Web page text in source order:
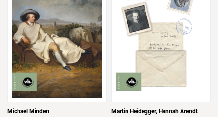
Michael Minden Martin Heidegger Hannah Arendt